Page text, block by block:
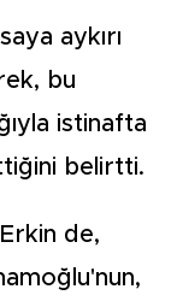
aykırı
bu
istinafta
belirtti.
de,